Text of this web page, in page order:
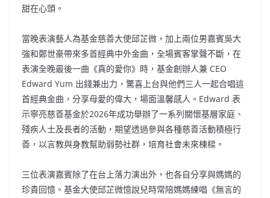
甜在心頭。
當晚表演藝人為基金慈善大使邱芷微，加上兩位男嘉賓吳大
強和鄭世豪帶來多首經典中外金曲，全場賓客掌聲不斷，在
表演全晚最後一曲《真的愛你》時，基金創辦人兼 CEO
Edward Yum 出錢兼出力，驚喜上台與他們三人一起合唱這
首經典金曲，分享母愛的偉大，場面溫馨感人。Edward 表
示寧亮慈善基金於2026年成功舉辦了一系列關懷基層家庭、
殘疾人士及長者的活動，期望透過參與各種慈善活動積極行
善，以言教與身教幫助弱勢社群，培育社會未來棟樑。
三位表演嘉賓除了在台上落力演出外，也各自分享與媽媽的
珍貴回憶。基金大使邱芷微憶說兒時常陪媽媽練唱《無言的